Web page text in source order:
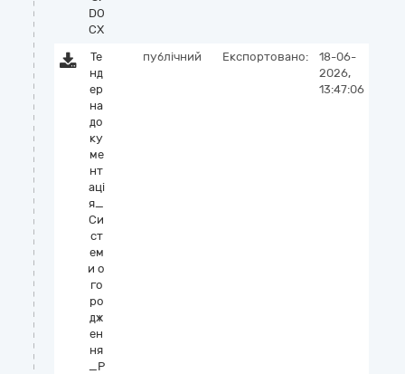
DO
CX
Те
нд
ер
на
до
ку
ме
нт
аці
я_
Си
ст
ем
и о
го
ро
дж
ен
ня
_P
публічний Експортовано:
18-06-
2026,
13:47:06